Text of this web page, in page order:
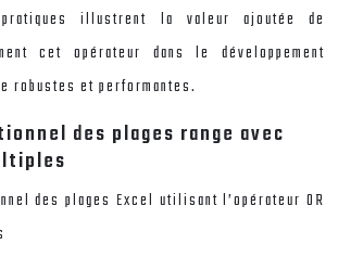
illustrent la valeur ajoutée de
cet opérateur dans le développement
robustes et performantes.
des plages range avec
des plages Excel utilisant l’opérateur OR